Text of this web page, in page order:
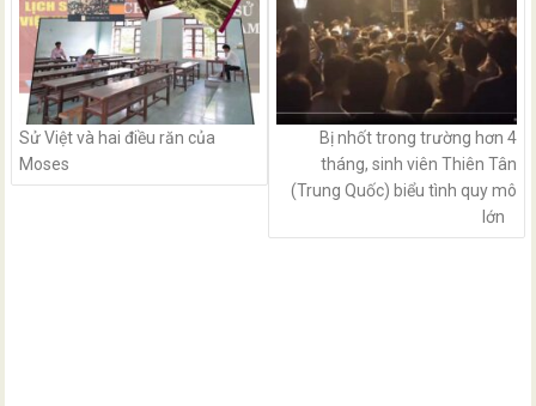
Sử Việt và hai điều răn của
Moses
Bị nhốt trong trường hơn 4
tháng, sinh viên Thiên Tân
(Trung Quốc) biểu tình quy mô
lớn